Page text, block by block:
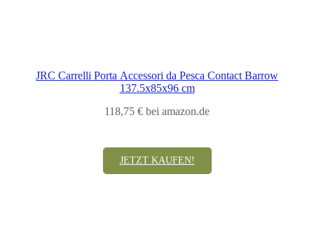
JRC Carrelli Porta Accessori da Pesca Contact Barrow
137.5x85x96 cm
118,75 € bei amazon.de
JETZT KAUFEN!